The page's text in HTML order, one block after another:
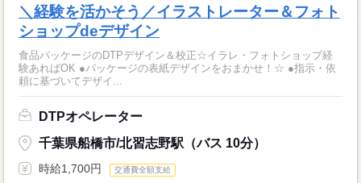
＼経験を活かそう／イラストレーター＆フォト
ショップdeデザイン
食品パッケージのDTPデザイン＆校正☆イラレ・フォトショップ経
験あればOK ●パッケージの表紙デザインをおまかせ！☆ ●指示・依
頼に基づいてデザイ...
DTPオペレーター
千葉県船橋市/北習志野駅（バス 10分）
時給1,700円 交通費全額支給